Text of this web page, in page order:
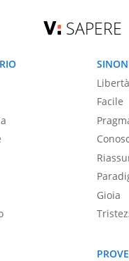
SAPERE
Libertà
Facile
Gioia